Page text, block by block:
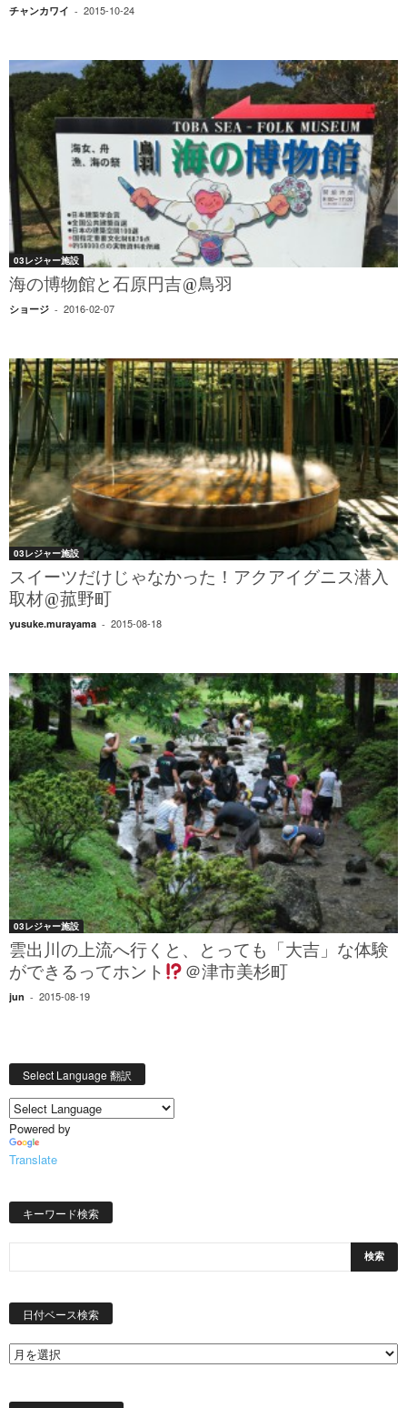
チャンカワイ - 2015-10-24
03レジャー施設
海の博物館と石原円吉@鳥羽
ショージ - 2016-02-07
03レジャー施設
スイーツだけじゃなかった！アクアイグニス潜入
取材@菰野町
yusuke.murayama - 2015-08-18
03レジャー施設
雲出川の上流へ行くと、とっても「大吉」な体験
ができるってホント
＠津市美杉町
jun - 2015-08-19
Select Language 翻訳
Powered by
Translate
キーワード検索
日付ベース検索